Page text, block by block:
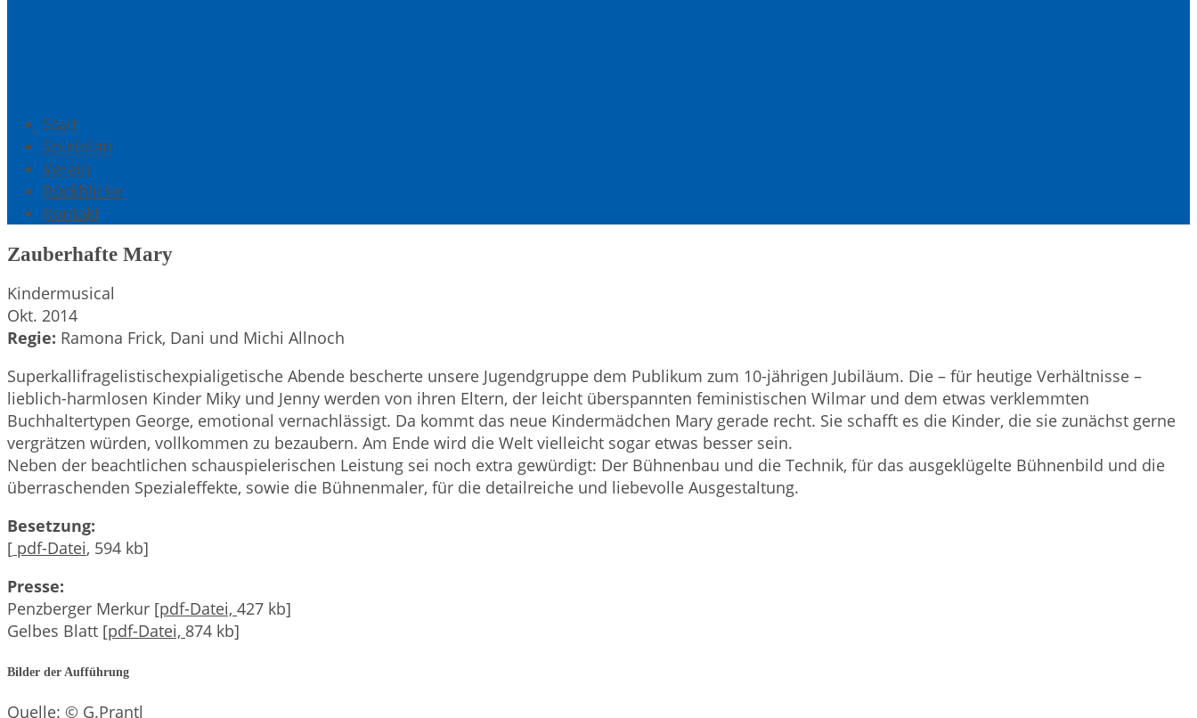
Start
Spielplan
Verein
Rückblicke
Kontakt
Zauberhafte Mary
Kindermusical
Okt. 2014
Regie: Ramona Frick, Dani und Michi Allnoch
Superkallifragelistischexpialigetische Abende bescherte unsere Jugendgruppe dem Publikum zum 10-jährigen Jubiläum. Die – für heutige Verhältnisse –
lieblich-harmlosen Kinder Miky und Jenny werden von ihren Eltern, der leicht überspannten feministischen Wilmar und dem etwas verklemmten
Buchhaltertypen George, emotional vernachlässigt. Da kommt das neue Kindermädchen Mary gerade recht. Sie schafft es die Kinder, die sie zunächst gerne
vergrätzen würden, vollkommen zu bezaubern. Am Ende wird die Welt vielleicht sogar etwas besser sein.
Neben der beachtlichen schauspielerischen Leistung sei noch extra gewürdigt: Der Bühnenbau und die Technik, für das ausgeklügelte Bühnenbild und die
überraschenden Spezialeffekte, sowie die Bühnenmaler, für die detailreiche und liebevolle Ausgestaltung.
Besetzung:
[ pdf-Datei, 594 kb]
Presse:
Penzberger Merkur [pdf-Datei, 427 kb]
Gelbes Blatt [pdf-Datei, 874 kb]
Bilder der Aufführung
Quelle: © G.Prantl